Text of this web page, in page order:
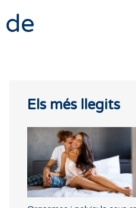
Els més llegits